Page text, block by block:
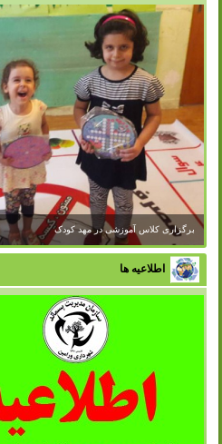
اطلاعیه ها